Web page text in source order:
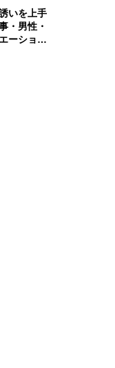
いを上手
・男性・
ーション